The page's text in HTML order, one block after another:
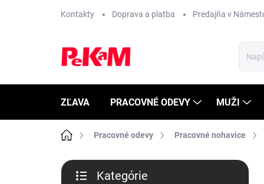
Kontakty Doprava a platba Predajňa v
ZĽAVA PRACOVNÉ ODEVY MUŽI
DomovPracovné odevy Pracovné nohavice
B
Kategórie